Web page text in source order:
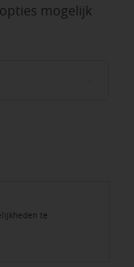
mogelijk
te